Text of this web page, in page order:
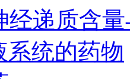
经递质含
系统的药物